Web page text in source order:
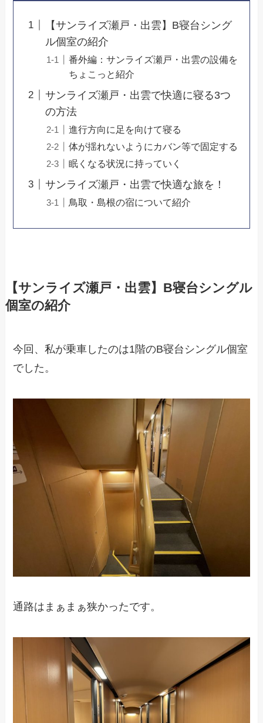
【サンライズ瀬戸・出雲】B寝台シング
ル個室の紹介
番外編：サンライズ瀬戸・出雲の設備を
ちょこっと紹介
サンライズ瀬戸・出雲で快適に寝る3つ
の方法
進行方向に足を向けて寝る
体が揺れないようにカバン等で固定する
眠くなる状況に持っていく
サンライズ瀬戸・出雲で快適な旅を！
鳥取・島根の宿について紹介
【サンライズ瀬戸・出雲】B寝台シングル
個室の紹介
今回、私が乗車したのは1階のB寝台シングル個室
でした。
通路はまぁまぁ狭かったです。